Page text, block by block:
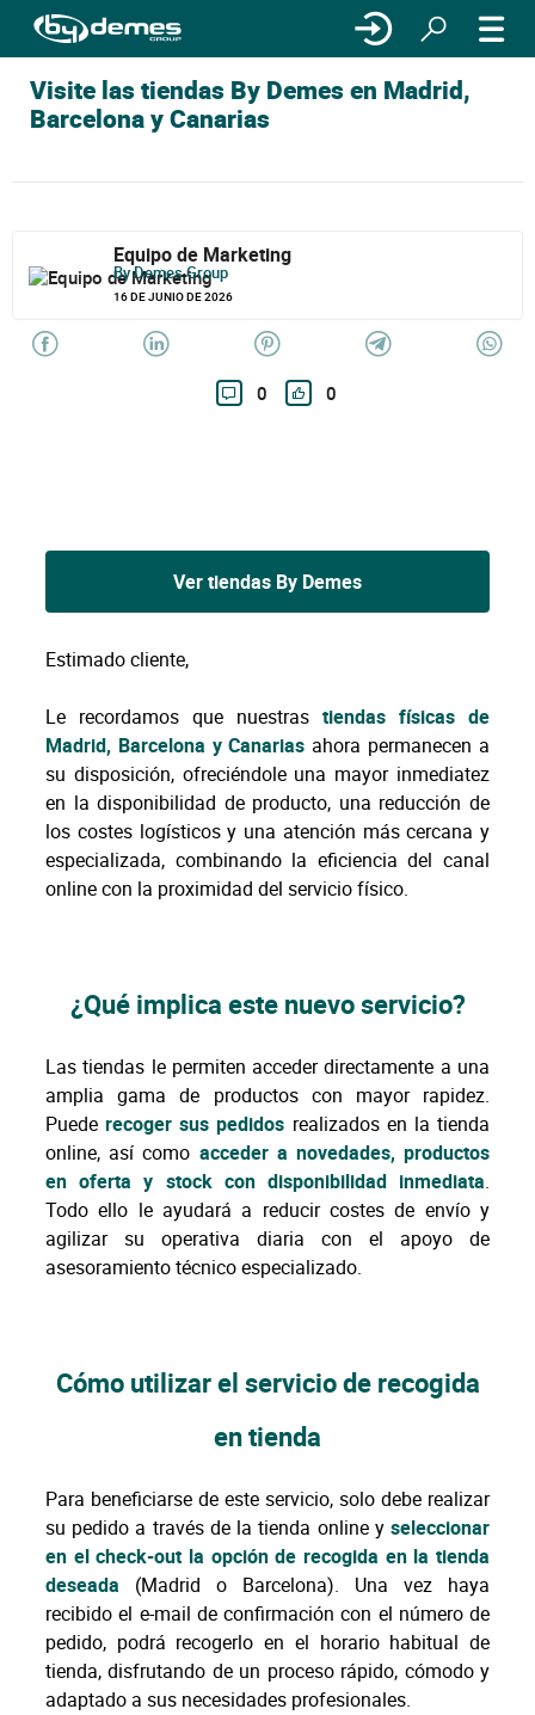
Visite las tiendas By Demes en Madrid,
Barcelona y Canarias
Equipo de Marketing
By Demes Group
16 DE JUNIO DE 2026
0 0
Ver tiendas By Demes
Estimado cliente,
Le recordamos que nuestras tiendas físicas de
Madrid, Barcelona y Canarias ahora permanecen a
su disposición, ofreciéndole una mayor inmediatez
en la disponibilidad de producto, una reducción de
los costes logísticos y una atención más cercana y
especializada, combinando la eficiencia del canal
online con la proximidad del servicio físico.
¿Qué implica este nuevo servicio?
Las tiendas le permiten acceder directamente a una
amplia gama de productos con mayor rapidez.
Puederecoger sus pedidos realizados en la tienda
online, así como acceder a novedades, productos
en oferta y stock con disponibilidad inmediata.
Todo ello le ayudará a reducir costes de envío y
agilizar su operativa diaria con el apoyo de
asesoramiento técnico especializado.
Cómo utilizar el servicio de recogida
en tienda
Para beneficiarse de este servicio, solo debe realizar
su pedido a través de la tienda online y seleccionar
en el check-out la opción de recogida en la tienda
deseada (Madrid o Barcelona). Una vez haya
recibido el e-mail de confirmación con el número de
pedido, podrá recogerlo en el horario habitual de
tienda, disfrutando de un proceso rápido, cómodo y
adaptado a sus necesidades profesionales.